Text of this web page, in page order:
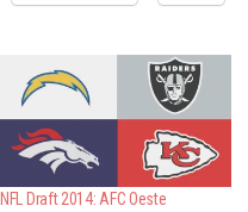
NFL Draft 2014: AFC Oeste